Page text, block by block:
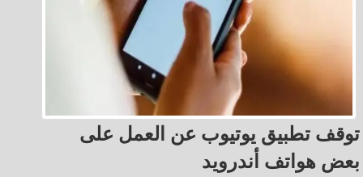
توقف تطبيق يوتيوب عن العمل على
بعض هواتف أندرويد